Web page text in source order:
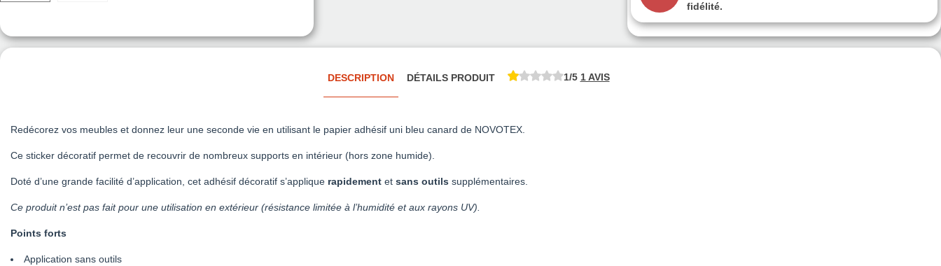
fidélité.
DESCRIPTION DÉTAILS PRODUIT 1/5 1 AVIS
Redécorez vos meubles et donnez leur une seconde vie en utilisant le papier adhésif uni bleu canard de NOVOTEX.
Ce sticker décoratif permet de recouvrir de nombreux supports en intérieur (hors zone humide).
Doté d’une grande facilité d’application, cet adhésif décoratif s’applique rapidement et sans outils supplémentaires.
Ce produit n’est pas fait pour une utilisation en extérieur (résistance limitée à l’humidité et aux rayons UV).
Points forts
Application sans outils